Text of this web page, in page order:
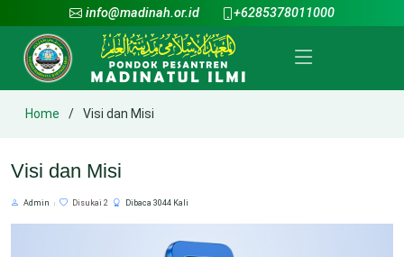
info@madinah.or.id +6285378011000
Home Visi dan Misi
Visi dan Misi
Admin Disukai 2 Dibaca 3044 Kali